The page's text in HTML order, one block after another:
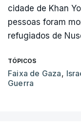
cidade de Khan
pessoas foram
refugiados de
TÓPICOS
Faixa de Gaza,
Guerra